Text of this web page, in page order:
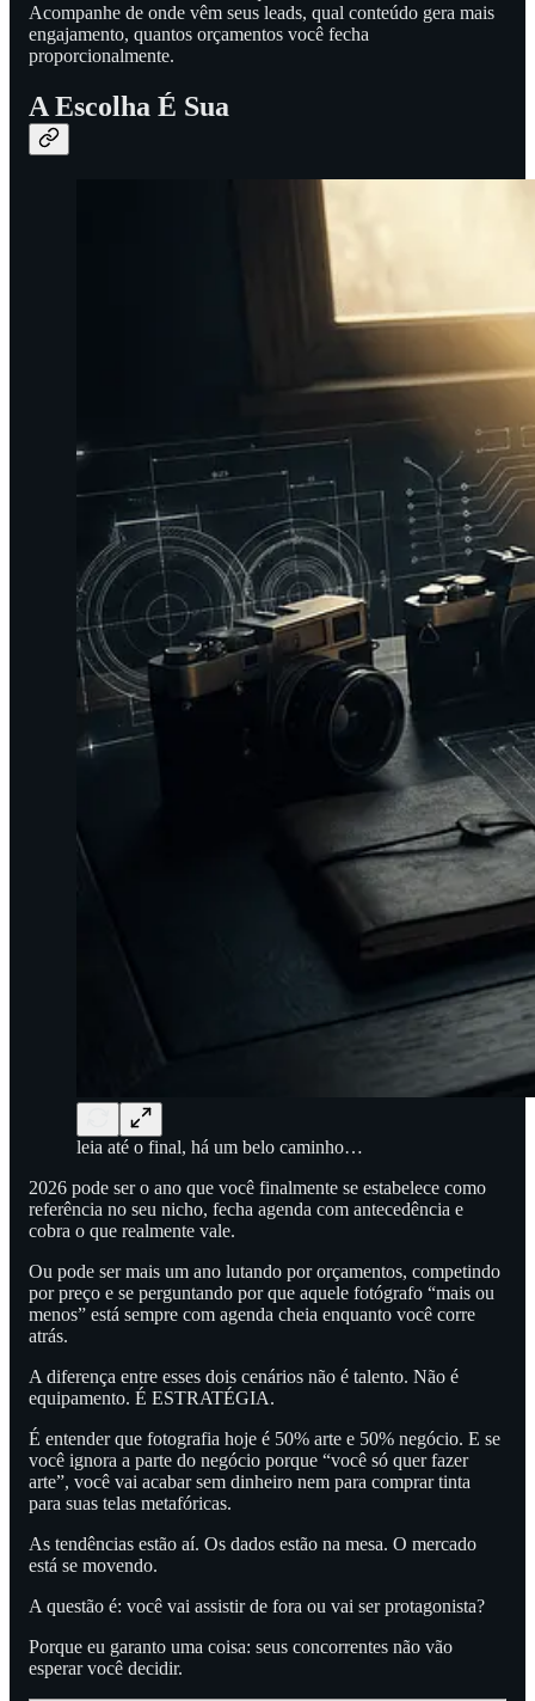
Acompanhe de onde vêm seus leads, qual conteúdo gera mais
engajamento, quantos orçamentos você fecha
proporcionalmente.
A Escolha É Sua
leia até o final, há um belo caminho…
2026 pode ser o ano que você finalmente se estabelece como
referência no seu nicho, fecha agenda com antecedência e
cobra o que realmente vale.
Ou pode ser mais um ano lutando por orçamentos, competindo
por preço e se perguntando por que aquele fotógrafo “mais ou
menos” está sempre com agenda cheia enquanto você corre
atrás.
A diferença entre esses dois cenários não é talento. Não é
equipamento. É ESTRATÉGIA.
É entender que fotografia hoje é 50% arte e 50% negócio. E se
você ignora a parte do negócio porque “você só quer fazer
arte”, você vai acabar sem dinheiro nem para comprar tinta
para suas telas metafóricas.
As tendências estão aí. Os dados estão na mesa. O mercado
está se movendo.
A questão é: você vai assistir de fora ou vai ser protagonista?
Porque eu garanto uma coisa: seus concorrentes não vão
esperar você decidir.